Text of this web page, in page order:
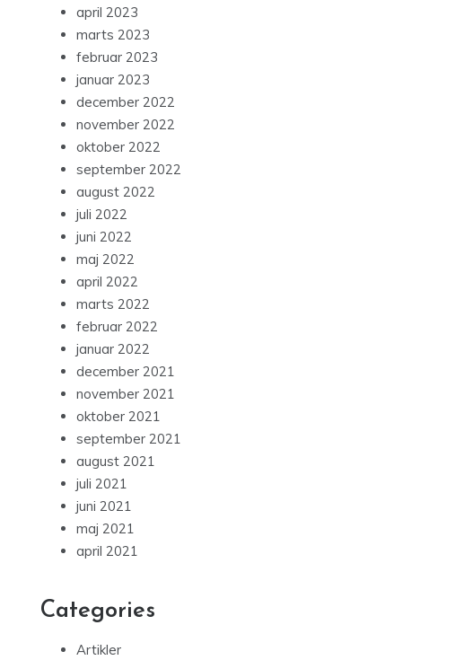
april 2023
marts 2023
februar 2023
januar 2023
december 2022
november 2022
oktober 2022
september 2022
august 2022
juli 2022
juni 2022
maj 2022
april 2022
marts 2022
februar 2022
januar 2022
december 2021
november 2021
oktober 2021
september 2021
august 2021
juli 2021
juni 2021
maj 2021
april 2021
Categories
Artikler